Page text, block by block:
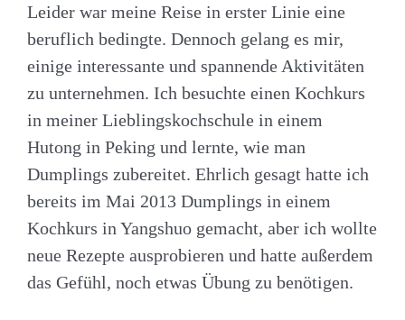
Leider war meine Reise in erster Linie eine
beruflich bedingte. Dennoch gelang es mir,
einige interessante und spannende Aktivitäten
zu unternehmen. Ich besuchte einen Kochkurs
in meiner Lieblingskochschule in einem
Hutong in Peking und lernte, wie man
Dumplings zubereitet. Ehrlich gesagt hatte ich
bereits im Mai 2013 Dumplings in einem
Kochkurs in Yangshuo gemacht, aber ich wollte
neue Rezepte ausprobieren und hatte außerdem
das Gefühl, noch etwas Übung zu benötigen.